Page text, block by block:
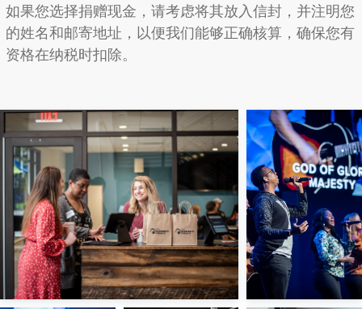
如果您选择捐赠现金，请考虑将其放入信封，并注明您
的姓名和邮寄地址，以便我们能够正确核算，确保您有
资格在纳税时扣除。